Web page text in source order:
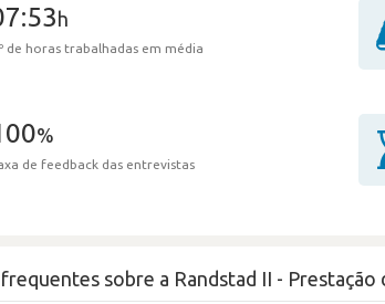
h
de horas trabalhadas em média
%
de feedback das entrevistas
sobre a Randstad II - Prestação